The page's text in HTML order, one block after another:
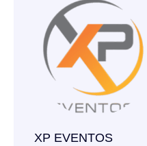
XP EVENTOS